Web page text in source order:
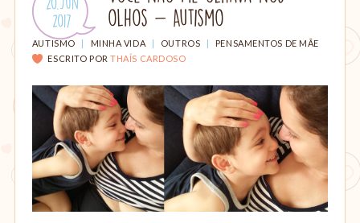
Publicado
em:
20.Jun
.
2017
olhos - Autismo
CATEGORIAS:
AUTISMO MINHA VIDA OUTROS
PENSAMENTOS DE MÃE
ESCRITO POR THAÍS CARDOSO